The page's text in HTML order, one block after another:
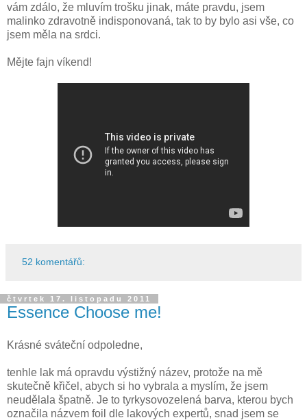
vám zdálo, že mluvím trošku jinak, máte pravdu, jsem
malinko zdravotně indisponovaná, tak to by bylo asi vše, co
jsem měla na srdci.
Mějte fajn víkend!
52 komentářů:
čtvrtek 17. listopadu 2011
Essence Choose me!
Krásné sváteční odpoledne,
tenhle lak má opravdu výstižný název, protože na mě
skutečně křičel, abych si ho vybrala a myslím, že jsem
neudělala špatně. Je to tyrkysovozelená barva, kterou bych
označila názvem foil dle lakových expertů, snad jsem se